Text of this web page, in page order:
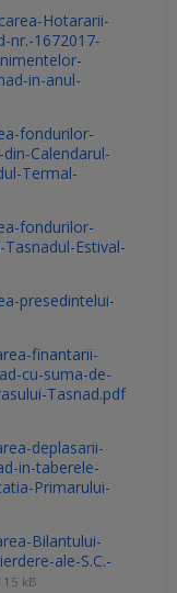
Hotararii-
nr.-1672017-
in-anul-
fondurilor-
Calendarul-
Termal-
fondurilor-
Estival-
presedintelui-
finantarii-
cu-suma-de-
Tasnad.pdf
deplasarii-
in-taberele-
Primarului-
Bilantului-
ale-S.C.-
kB